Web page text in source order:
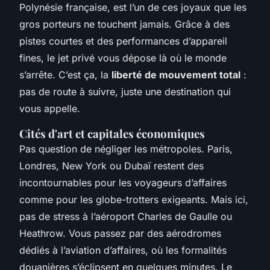
Polynésie française, est l’un de ces joyaux que les
gros porteurs ne touchent jamais. Grâce à des
pistes courtes et des performances d’appareil
fines, le jet privé vous dépose là où le monde
s’arrête. C’est ça, la liberté de mouvement total :
pas de route à suivre, juste une destination qui
vous appelle.
Cités d'art et capitales économiques
Pas question de négliger les métropoles. Paris,
Londres, New York ou Dubaï restent des
incontournables pour les voyageurs d’affaires
comme pour les globe-trotters exigeants. Mais ici,
pas de stress à l’aéroport Charles de Gaulle ou
Heathrow. Vous passez par des aérodromes
dédiés à l’aviation d’affaires, où les formalités
douanières s’éclipsent en quelques minutes. Le